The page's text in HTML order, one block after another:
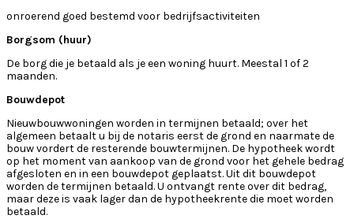
onroerend goed bestemd voor bedrijfsactiviteiten
Borgsom (huur)
De borg die je betaald als je een woning huurt. Meestal 1 of 2
maanden.
Bouwdepot
Nieuwbouwwoningen worden in termijnen betaald; over het
algemeen betaalt u bij de notaris eerst de grond en naarmate de
bouw vordert de resterende bouwtermijnen. De hypotheek wordt
op het moment van aankoop van de grond voor het gehele bedrag
afgesloten en in een bouwdepot geplaatst. Uit dit bouwdepot
worden de termijnen betaald. U ontvangt rente over dit bedrag,
maar deze is vaak lager dan de hypotheekrente die moet worden
betaald.